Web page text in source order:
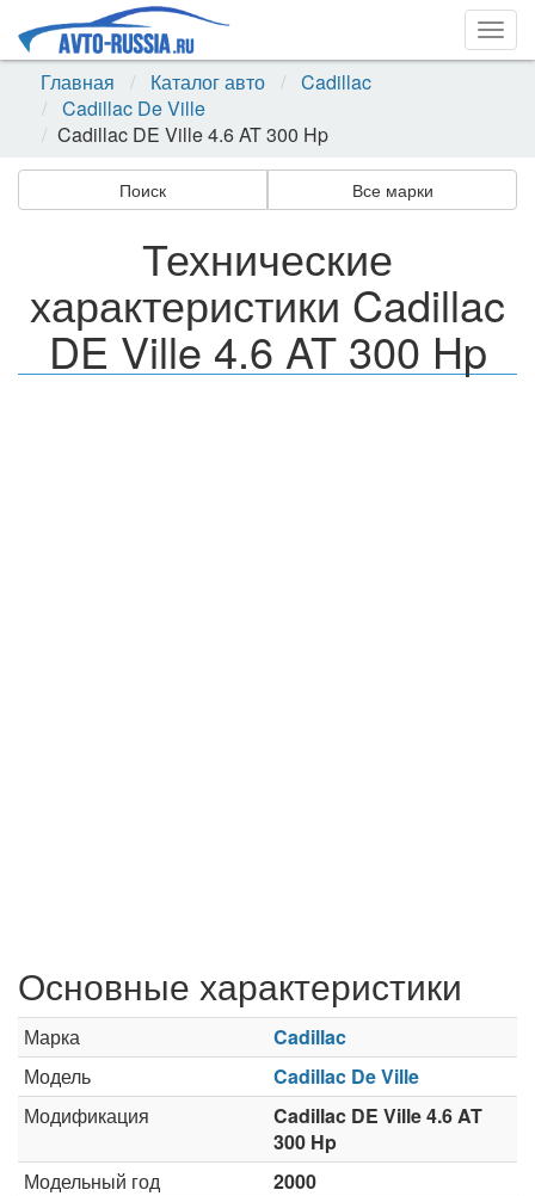
Главная
Каталог авто
Cadillac
Cadillac De Ville
Cadillac DE Ville 4.6 AT 300 Hp
Поиск Все марки
Технические
характеристики Cadillac
DE Ville 4.6 AT 300 Hp
Основные характеристики
Марка
Cadillac
Модель
Cadillac De Ville
Модификация
Cadillac DE Ville 4.6 AT
300 Hp
Модельный год
2000